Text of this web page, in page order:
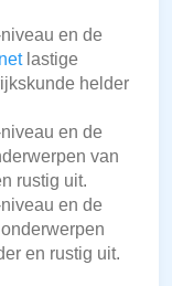
en de
lastige
helder
en de
van
rustig uit.
en de
en rustig uit.